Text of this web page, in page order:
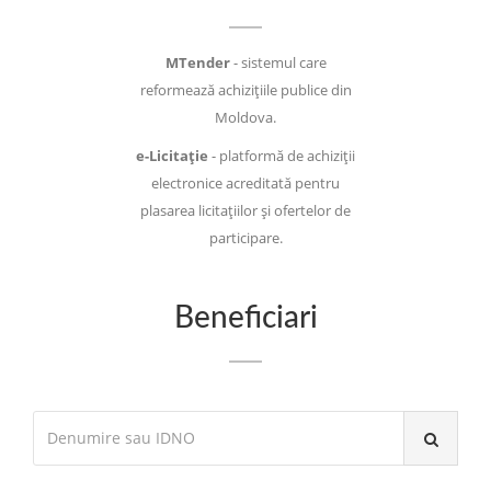
MTender- sistemul care
reformează achizițiile publice din
Moldova.
e-Licitație - platformă de achiziții
electronice acreditată pentru
plasarea licitațiilor și ofertelor de
participare.
Beneficiari